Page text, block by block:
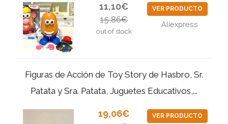
11,10€
15,86€
out of stock
VER PRODUCTO
Aliexpress
Figuras de Acción de Toy Story de Hasbro, Sr.
Patata y Sra. Patata, Juguetes Educativos,...
19,06€ VER PRODUCTO